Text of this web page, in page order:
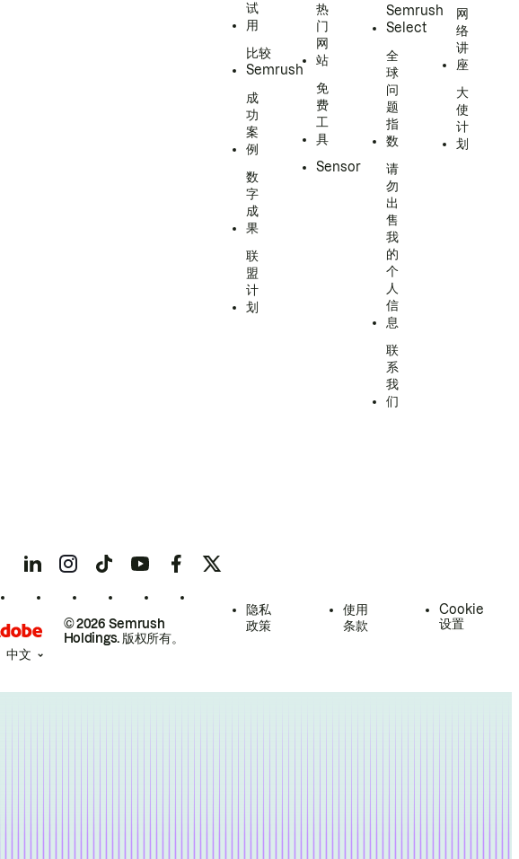
试
用
比较
Semrush
成
功
案
例
数
字
成
果
联
盟
计
划
热
门
网
站
免
费
工
具
Sensor
Semrush
Select
全
球
问
题
指
数
请
勿
出
售
我
的
个
人
信
息
联
系
我
们
网
络
讲
座
大
使
计
划
© 2026 Semrush
Holdings. 版权所有。
隐私
政策
使用
条款
Cookie
设置
中文